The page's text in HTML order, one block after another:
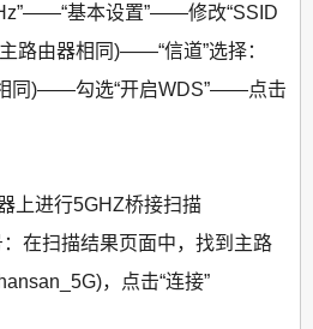
基本设置”——修改“SSID
路由器相同)——“信道”选择：
同)——勾选“开启WDS”——点击
进行5GHZ桥接扫描
在扫描结果页面中，找到主路
，点击“连接”